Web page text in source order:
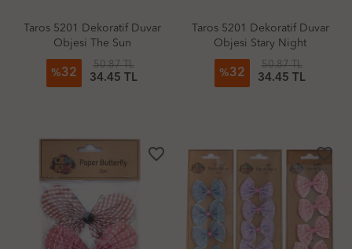
Taros 5201 Dekoratif Duvar
Objesi The Sun
%32
50.87 TL
34.45 TL
Taros 5201 Dekoratif Duvar
Objesi Stary Night
%32
50.87 TL
34.45 TL
favorite_border favorite_border